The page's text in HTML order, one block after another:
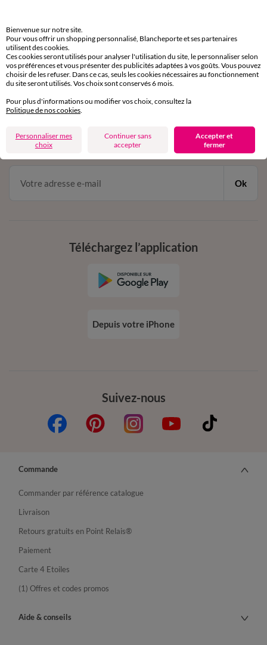
Service clients
par chat et par téléphone
de 8h00 à 20h00 du lundi au samedi
11€ Offerts
en vous inscrivant à la newsletter
dès 20€ d’achat
conditions dans votre email de confirmation
Ok
Suivez-nous
Téléchargez l’application
Depuis votre iPhone
Commande
Commander par référence catalogue
Livraison
Retours gratuits en Point Relais®
Paiement
Carte 4 Etoiles
(1) Offres et codes promos
Aide & conseils
Bienvenue sur notre site.
Pour vous offrir un shopping personnalisé, Blancheporte et ses partenaires
utilisent des cookies.
Ces cookies seront utilisés pour analyser l'utilisation du site, le personnaliser selon
vos préférences et vous présenter des publicités adaptées à vos goûts. Vous pouvez
choisir de les refuser. Dans ce cas, seuls les cookies nécessaires au fonctionnement
du site seront utilisés. Vos choix sont conservés 6 mois.
Pour plus d'informations ou modifier vos choix, consultez la
Politique de nos cookies.
Personnaliser mes
choix
Continuer sans
accepter
Accepter et
fermer